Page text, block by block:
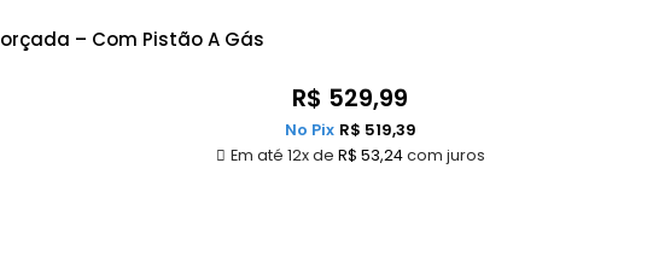
– Com Pistão A Gás
R$ 529,99
Em até 12x de R$ 53,24com juros
No Pix R$ 519,39